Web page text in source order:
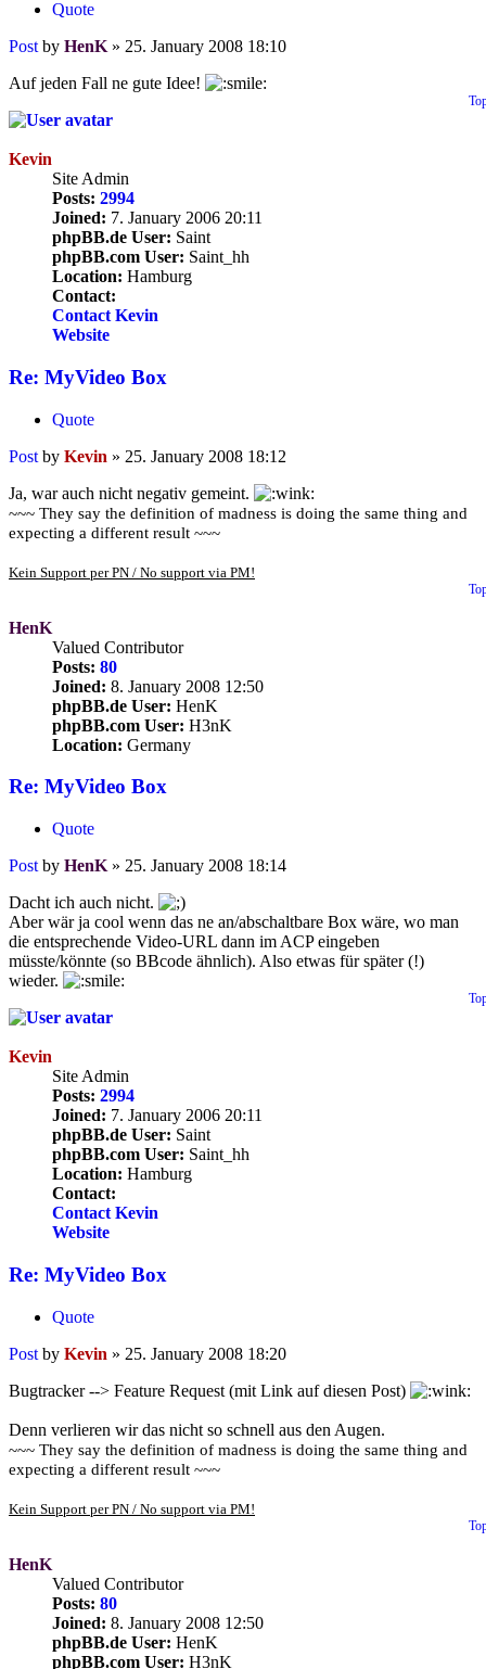
Quote
Post by HenK » 25. January 2008 18:10
Auf jeden Fall ne gute Idee!
Kevin
Site Admin
Posts: 2994
Joined: 7. January 2006 20:11
phpBB.de User: Saint
phpBB.com User: Saint_hh
Location: Hamburg
Contact:
Contact Kevin
Website
Re: MyVideo Box
Quote
Post by Kevin » 25. January 2008 18:12
Ja, war auch nicht negativ gemeint.
~~~ They say the definition of madness is doing the same thing and
expecting a different result ~~~
Kein Support per PN / No support via PM!
HenK
Valued Contributor
Posts: 80
Joined: 8. January 2008 12:50
phpBB.de User: HenK
phpBB.com User: H3nK
Location: Germany
Re: MyVideo Box
Quote
Post by HenK » 25. January 2008 18:14
Dacht ich auch nicht.
Aber wär ja cool wenn das ne an/abschaltbare Box wäre, wo man
die entsprechende Video-URL dann im ACP eingeben
müsste/könnte (so BBcode ähnlich). Also etwas für später (!)
wieder.
Kevin
Site Admin
Posts: 2994
Joined: 7. January 2006 20:11
phpBB.de User: Saint
phpBB.com User: Saint_hh
Location: Hamburg
Contact:
Contact Kevin
Website
Re: MyVideo Box
Quote
Post by Kevin » 25. January 2008 18:20
Bugtracker --> Feature Request (mit Link auf diesen Post)
Denn verlieren wir das nicht so schnell aus den Augen.
~~~ They say the definition of madness is doing the same thing and
expecting a different result ~~~
Kein Support per PN / No support via PM!
HenK
Valued Contributor
Posts: 80
Joined: 8. January 2008 12:50
phpBB.de User: HenK
phpBB.com User: H3nK